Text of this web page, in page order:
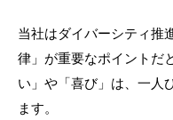
当社はダイバーシティ推
律」が重要なポイントだ
い」や「喜び」は、一人
ます。